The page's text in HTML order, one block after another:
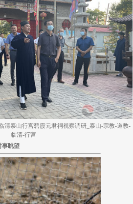
清泰山行宫碧霞元君祠视察调研_泰山-宗教-道教-
临清-行宫
事眺望